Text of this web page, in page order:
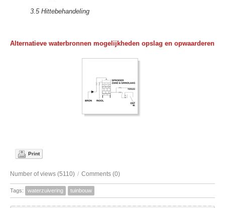
3.5 Hittebehandeling
Alternatieve waterbronnen mogelijkheden opslag en opwaarderen
Print
Number of views (5110) / Comments (0)
Tags: waterzuivering tuinbouw